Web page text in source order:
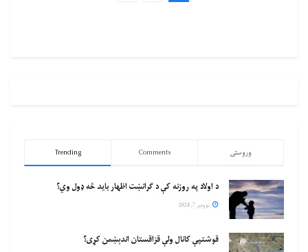
Trending Comments وروستی
د اولاد په روزنه کې د ګرانښت اظهار باید څه ډول وي؟
نوومبر 7, 2024
قوشتپې کانال ولې قزاقستان اندېښمن کړی؟